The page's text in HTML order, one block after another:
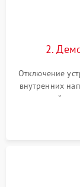
2.
Отключение
внутренних
задней